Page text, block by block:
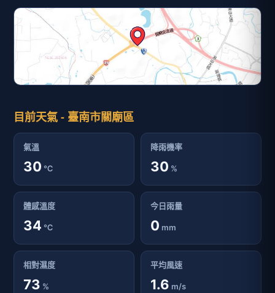
目前天氣 - 臺南市關廟區
氣溫
30 ℃
降雨機率
30 %
體感溫度
34 ℃
今日雨量
0 mm
相對濕度
73 %
平均風速
1.6 m/s